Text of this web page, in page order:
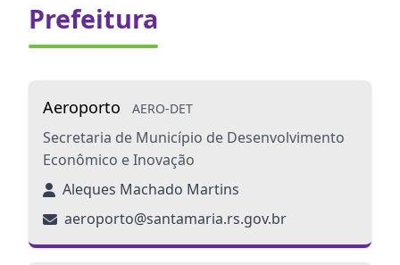
Prefeitura
Aeroporto AERO-DET
Secretaria de Município de Desenvolvimento
Econômico e Inovação
Aleques Machado Martins
aeroporto@santamaria.rs.gov.br